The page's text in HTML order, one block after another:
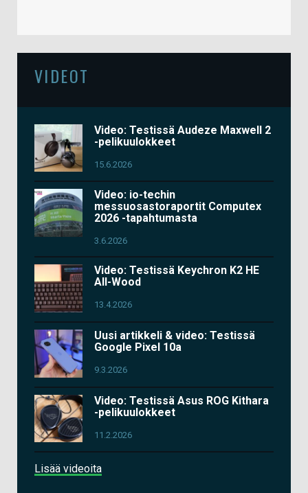
VIDEOT
Video: Testissä Audeze Maxwell 2
-pelikuulokkeet
15.6.2026
Video: io-techin
messuosastoraportit Computex
2026 -tapahtumasta
3.6.2026
Video: Testissä Keychron K2 HE
All-Wood
13.4.2026
Uusi artikkeli & video: Testissä
Google Pixel 10a
9.3.2026
Video: Testissä Asus ROG Kithara
-pelikuulokkeet
11.2.2026
Lisää videoita